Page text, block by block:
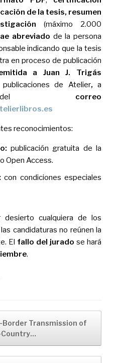
de la tesis, resumen
(máximo 2.000
abreviado de la persona
indicando que la tesis
en proceso de publicación
a Juan J. Trigás
de Atelier,a
correo
reconocimientos:
publicación gratuita de la
Open Access.
con condiciones especiales
desierto cualquiera de los
candidaturas no reúnen la
El fallo del jurado se hará
.
Border Transmission of
Country…